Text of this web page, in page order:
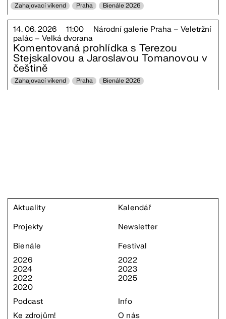
Zahajovací víkend Praha Bienále 2026
Komentovaná prohlídka s Terezou
Stejskalovou a Jaroslavou Tomanovou v
češtině
14. 06. 2026 11:00
Národní galerie Praha – Veletržní
palác – Velká dvorana
Zahajovací víkend Praha Bienále 2026
Aktuality
Kalendář
Projekty
Newsletter
Bienále
2026
2024
2022
2020
Festival
2022
2023
2025
Podcast
Ke zdrojům!
Info
O nás